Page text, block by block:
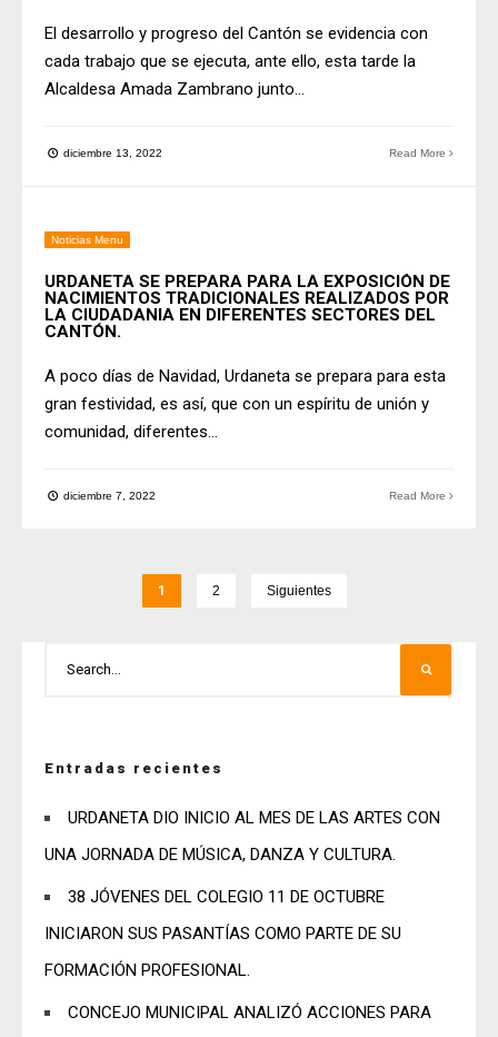
El desarrollo y progreso del Cantón se evidencia con
cada trabajo que se ejecuta, ante ello, esta tarde la
Alcaldesa Amada Zambrano junto...
diciembre 13, 2022 Read More
Noticias Menu
URDANETA SE PREPARA PARA LA EXPOSICIÓN DE
NACIMIENTOS TRADICIONALES REALIZADOS POR
LA CIUDADANIA EN DIFERENTES SECTORES DEL
CANTÓN.
A poco días de Navidad, Urdaneta se prepara para esta
gran festividad, es así, que con un espíritu de unión y
comunidad, diferentes...
diciembre 7, 2022 Read More
1 2 Siguientes
Entradas recientes
URDANETA DIO INICIO AL MES DE LAS ARTES CON
UNA JORNADA DE MÚSICA, DANZA Y CULTURA.
38 JÓVENES DEL COLEGIO 11 DE OCTUBRE
INICIARON SUS PASANTÍAS COMO PARTE DE SU
FORMACIÓN PROFESIONAL.
CONCEJO MUNICIPAL ANALIZÓ ACCIONES PARA